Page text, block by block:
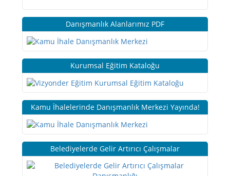
Danışmanlık Alanlarımız PDF
Kurumsal Eğitim Kataloğu
Kamu İhalelerinde Danışmanlık Merkezi Yayında!
Belediyelerde Gelir Artırıcı Çalışmalar